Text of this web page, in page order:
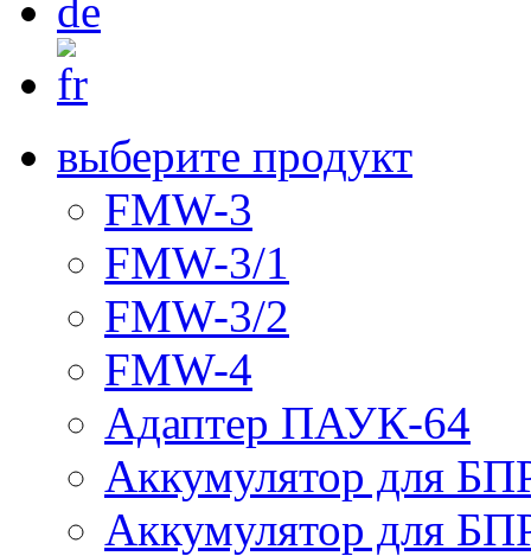
выберите продукт
FMW-3
FMW-3/1
FMW-3/2
FMW-4
Адаптер ПАУК-64
Аккумулятор для
Аккумулятор для